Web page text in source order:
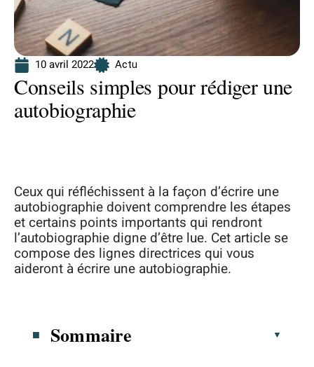
10 avril 2022 Actu
Conseils simples pour rédiger une
autobiographie
Ceux qui réfléchissent à la façon d’écrire une
autobiographie doivent comprendre les étapes
et certains points importants qui rendront
l’autobiographie digne d’être lue. Cet article se
compose des lignes directrices qui vous
aideront à écrire une autobiographie.
Sommaire